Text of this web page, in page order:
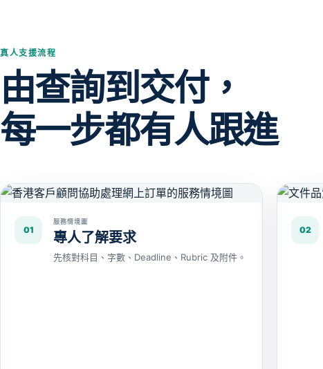
真人支援流程
由查詢到交付，
每一步都有人跟進
01
服務情境圖
專人了解要求
先核對科目、字數、Deadline、Rubric 及附件。
02